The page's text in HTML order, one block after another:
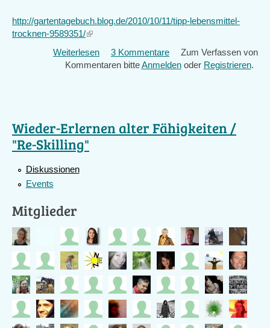
http://gartentagebuch.blog.de/2010/10/11/tipp-lebensmittel-
trocknen-9589351/(link
external)
Weiterlesen über
Lebensmittel
3 Kommentare
Zum Verfassen von
Kommentaren bitteAnmeldenoder Registrieren.
Wieder-Erlernen alter Fähigkeiten /
"Re-Skilling"
Diskussionen
Events
Mitglieder